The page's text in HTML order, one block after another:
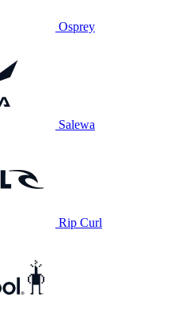
Osprey
Salewa
Rip Curl